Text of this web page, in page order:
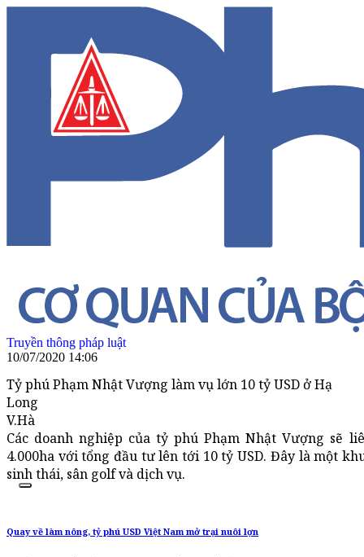
Truyền thông pháp luật
10/07/2020 14:06
Tỷ phú Phạm Nhật Vượng làm vụ lớn 10 tỷ USD ở Hạ
Long
V.Hà
Các doanh nghiệp của tỷ phú Phạm Nhật Vượng sẽ
4.000ha với tổng đầu tư lên tới 10 tỷ USD. Đây là một
sinh thái, sân golf và dịch vụ.
Quay về làm nông, tỷ phú USD Việt Nam mở trại nuôi lợn